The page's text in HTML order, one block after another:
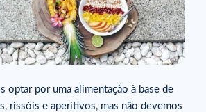
optar por uma alimentação à base de
rissóis e aperitivos, mas não devemos